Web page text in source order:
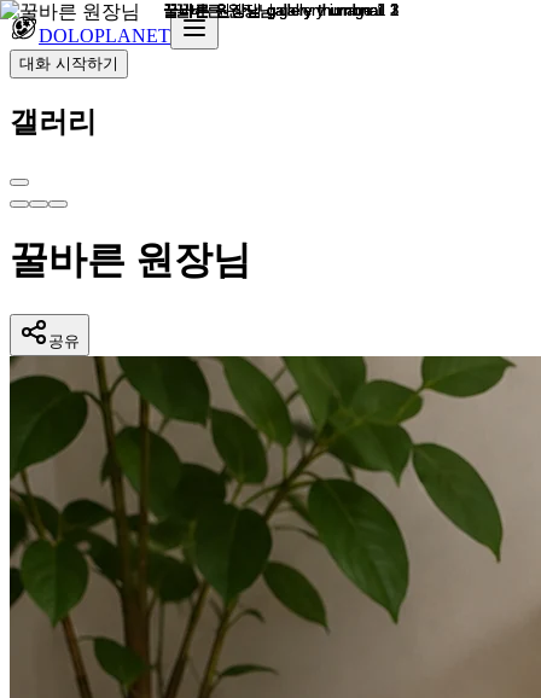
DOLOPLANET
대화 시작하기
갤러리
꿀바른 원장님
공유